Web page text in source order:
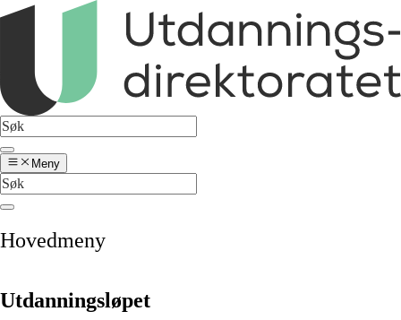
Meny
Hovedmeny
Utdanningsløpet